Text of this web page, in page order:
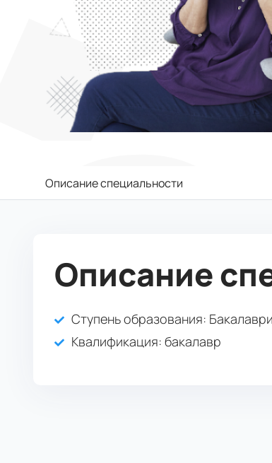
Описание специальности
Описание
Ступень образования:
Квалификация: бакалавр